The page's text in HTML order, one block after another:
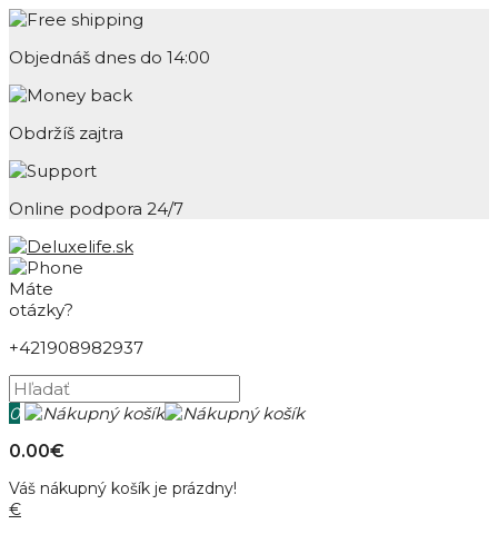
Objednáš dnes do 14:00
Obdržíš zajtra
Online podpora 24/7
Máte
otázky?
+421908982937
0
0.00€
Váš nákupný košík je prázdny!
€